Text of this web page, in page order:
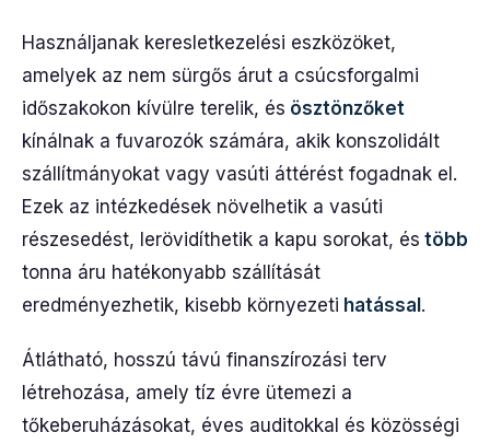
Használjanak keresletkezelési eszközöket,
amelyek az nem sürgős árut a csúcsforgalmi
időszakokon kívülre terelik, és ösztönzőket
kínálnak a fuvarozók számára, akik konszolidált
szállítmányokat vagy vasúti áttérést fogadnak el.
Ezek az intézkedések növelhetik a vasúti
részesedést, lerövidíthetik a kapu sorokat, és több
tonna áru hatékonyabb szállítását
eredményezhetik, kisebb környezeti hatással .
Átlátható, hosszú távú finanszírozási terv
létrehozása, amely tíz évre ütemezi a
tőkeberuházásokat, éves auditokkal és közösségi